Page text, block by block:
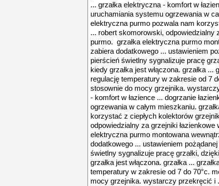
... grzałka elektryczna - komfort w
uruchamiania systemu ogrzewania w
elektryczna purmo pozwala nam
... robert skomorowski, odpowiedzialny
purmo. grzałka elektryczna purmo
zabiera dodatkowego ... ustawieniem
pierścień świetlny sygnalizuje pracę
kiedy grzałka jest włączona. grzałka
regulację temperatury w zakresie od 7
stosownie do mocy grzejnika.
- komfort w łazience ... dogrzanie
ogrzewania w całym mieszkaniu.
korzystać z ciepłych kolektorów
odpowiedzialny za grzejniki
elektryczna purmo montowana
dodatkowego ... ustawieniem
świetlny sygnalizuje pracę grzałki,
grzałka jest włączona. grzałka ...
temperatury w zakresie od 7 do 70°c.
mocy grzejnika. wystarczy przekręcić i